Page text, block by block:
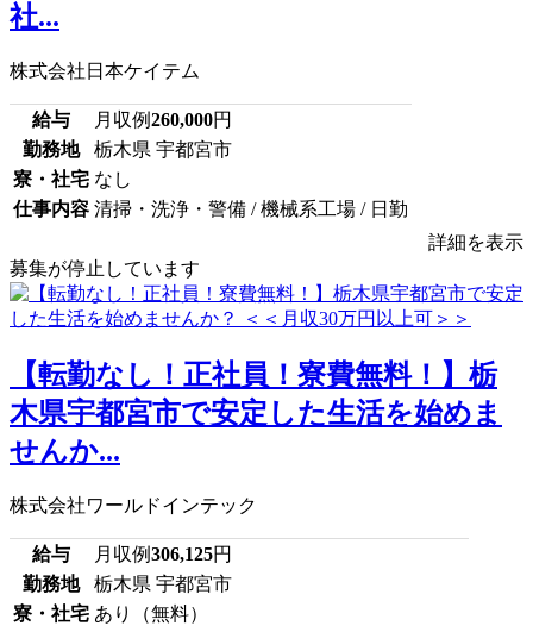
社...
株式会社日本ケイテム
給与 月収例260,000円
勤務地
栃木県 宇都宮市
寮・社宅 なし
仕事内容 清掃・洗浄・警備 / 機械系工場 / 日勤
詳細を表示
募集が停止しています
【転勤なし！正社員！寮費無料！】栃
木県宇都宮市で安定した生活を始めま
せんか...
株式会社ワールドインテック
給与 月収例306,125円
勤務地
栃木県 宇都宮市
寮・社宅 あり（無料）